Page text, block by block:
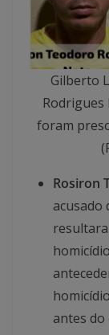
Gilberto
Rodrigues
foram
Rosiron
acusado
antes